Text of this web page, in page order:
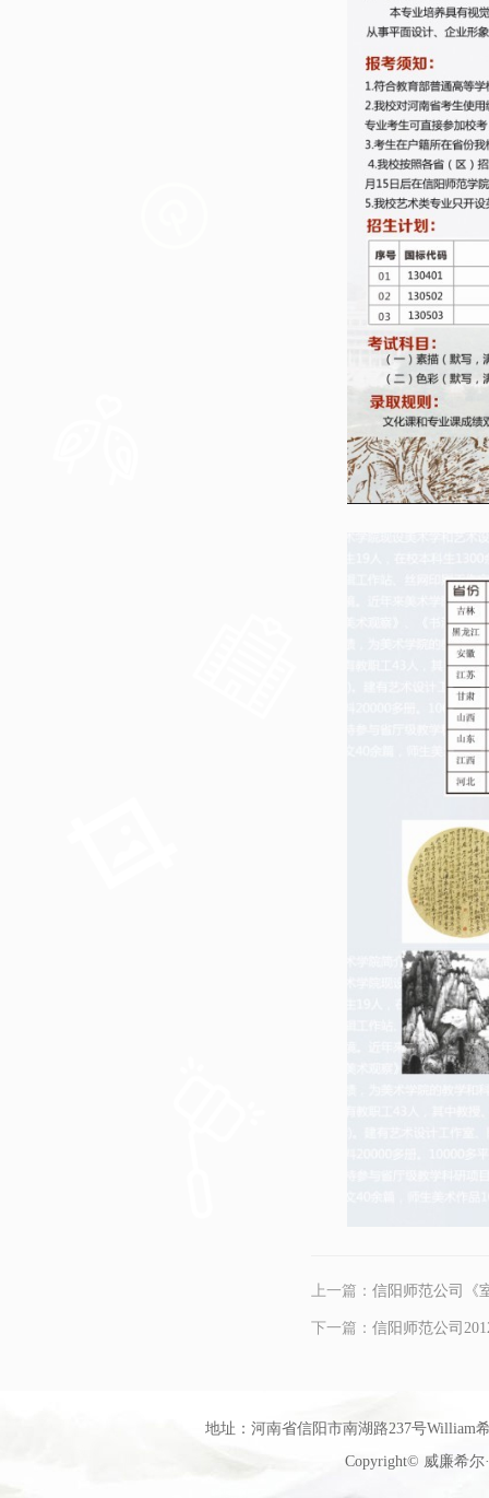
上一篇： 信阳师范公司《
下一篇： 信阳师范公司
地址：河南省信阳市南湖路237号William
Copyright© 威廉希